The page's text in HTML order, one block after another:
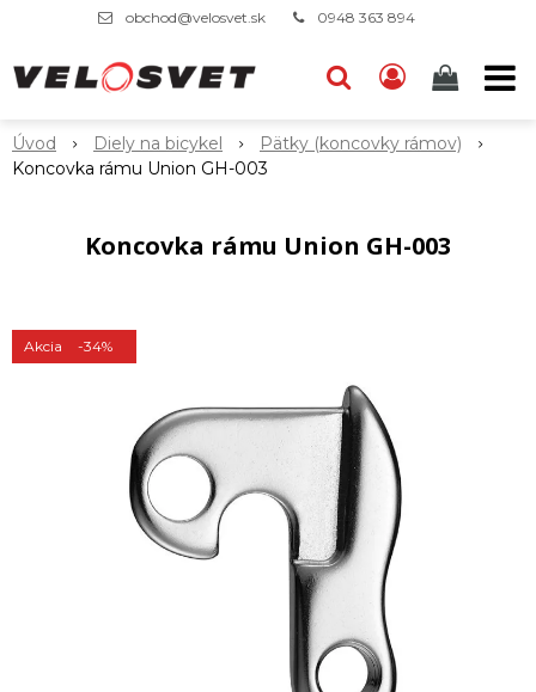
obchod@velosvet.sk 0948 363 894
Úvod Diely na bicykel
Pätky (koncovky rámov)
Koncovka rámu Union GH-003
Koncovka rámu Union GH-003
Akcia -34%